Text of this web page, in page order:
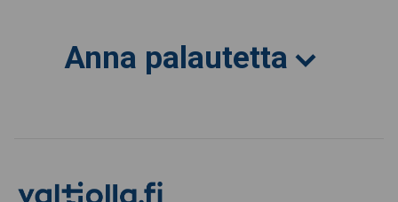
Anna palautetta